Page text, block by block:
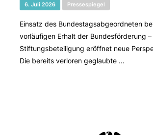
6. Juli 2026 Pressespiegel
Einsatz des Bundestagsabgeordneten
vorläufigen Erhalt der Bundesförderung
Stiftungsbeteiligung eröffnet neue
Die bereits verloren geglaubte ...